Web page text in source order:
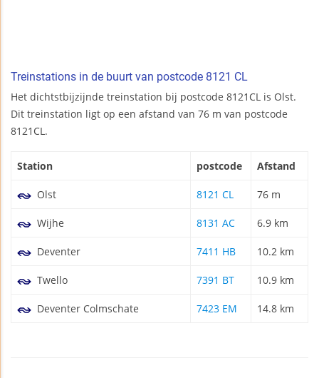
Treinstations in de buurt van postcode 8121 CL
Het dichtstbijzijnde treinstation bij postcode 8121CL is Olst.
Dit treinstation ligt op een afstand van 76 m van postcode
8121CL.
Station postcode Afstand
Olst 8121 CL 76 m
Wijhe 8131 AC 6.9 km
Deventer 7411 HB 10.2 km
Twello 7391 BT 10.9 km
Deventer Colmschate 7423 EM 14.8 km